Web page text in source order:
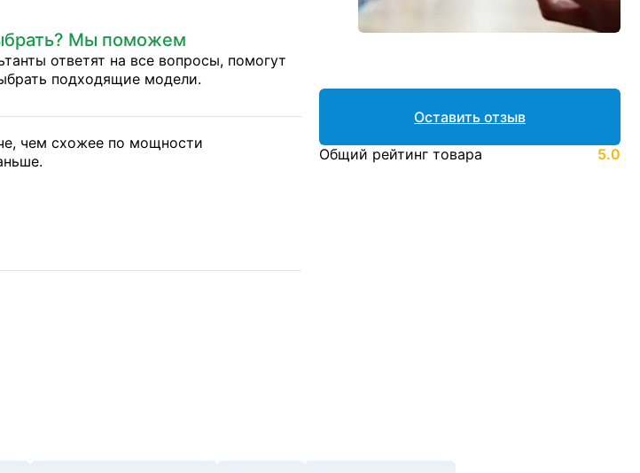
Мы поможем
ответят на все вопросы, помогут
подходящие модели.
чем схожее по мощности
Оставить отзыв
Общий рейтинг товара 5.0